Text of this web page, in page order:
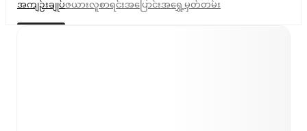
အကျဉ်းချုပ်ဇယားလူစာရင်းအပြောင်းအရွှေ့ မှတ်တမ်း